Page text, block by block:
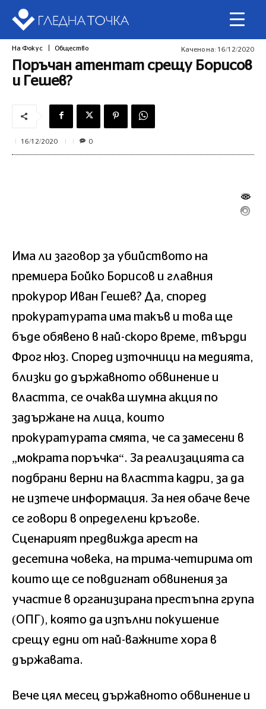
На Фокус Общество Качено на: 16/12/2020
Поръчан атентат срещу Борисов
и Гешев?
16/12/2020 0
Има ли заговор за убийството на
премиера Бойко Борисов и главния
прокурор Иван Гешев? Да, според
прокуратурата има такъв и това ще
бъде обявено в най-скоро време, твърди
Фрог нюз. Според източници на медията,
близки до държавното обвинение и
властта, се очаква шумна акция по
задържане на лица, които
прокуратурата смята, че са замесени в
„мократа поръчка“. За реализацията са
подбрани верни на властта кадри, за да
не изтече информация. За нея обаче вече
се говори в определени кръгове.
Сценарият предвижда арест на
десетина човека, на трима-четирима от
които ще се повдигнат обвинения за
участие в организирана престъпна група
(ОПГ), която да изпълни покушение
срещу едни от най-важните хора в
държавата.
Вече цял месец държавното обвинение и